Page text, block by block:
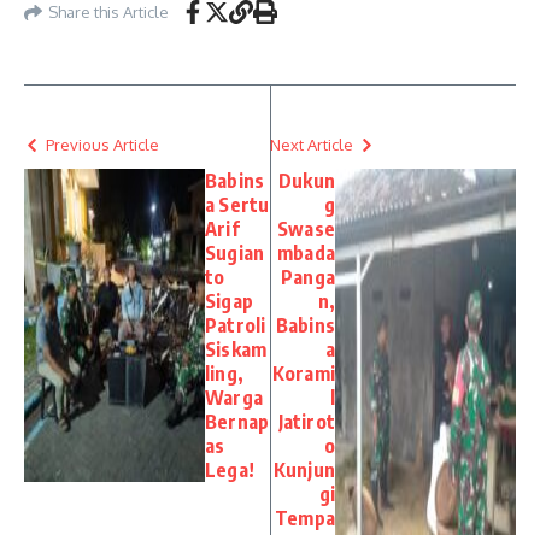
Share this Article
Previous Article
Babins
a Sertu
Arif
Sugian
to
Sigap
Patroli
Siskam
ling,
Warga
Bernap
as
Lega!
Next Article
Dukun
g
Swase
mbada
Panga
n,
Babins
a
Korami
Jatirot
o
Kunjun
gi
Tempa